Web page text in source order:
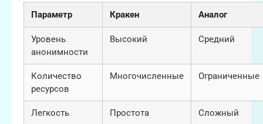
Параметр Кракен Аналог
Уровень
анонимности
Высокий Средний
Количество
ресурсов
Многочисленные Ограниченные
Легкость
Простота Сложный